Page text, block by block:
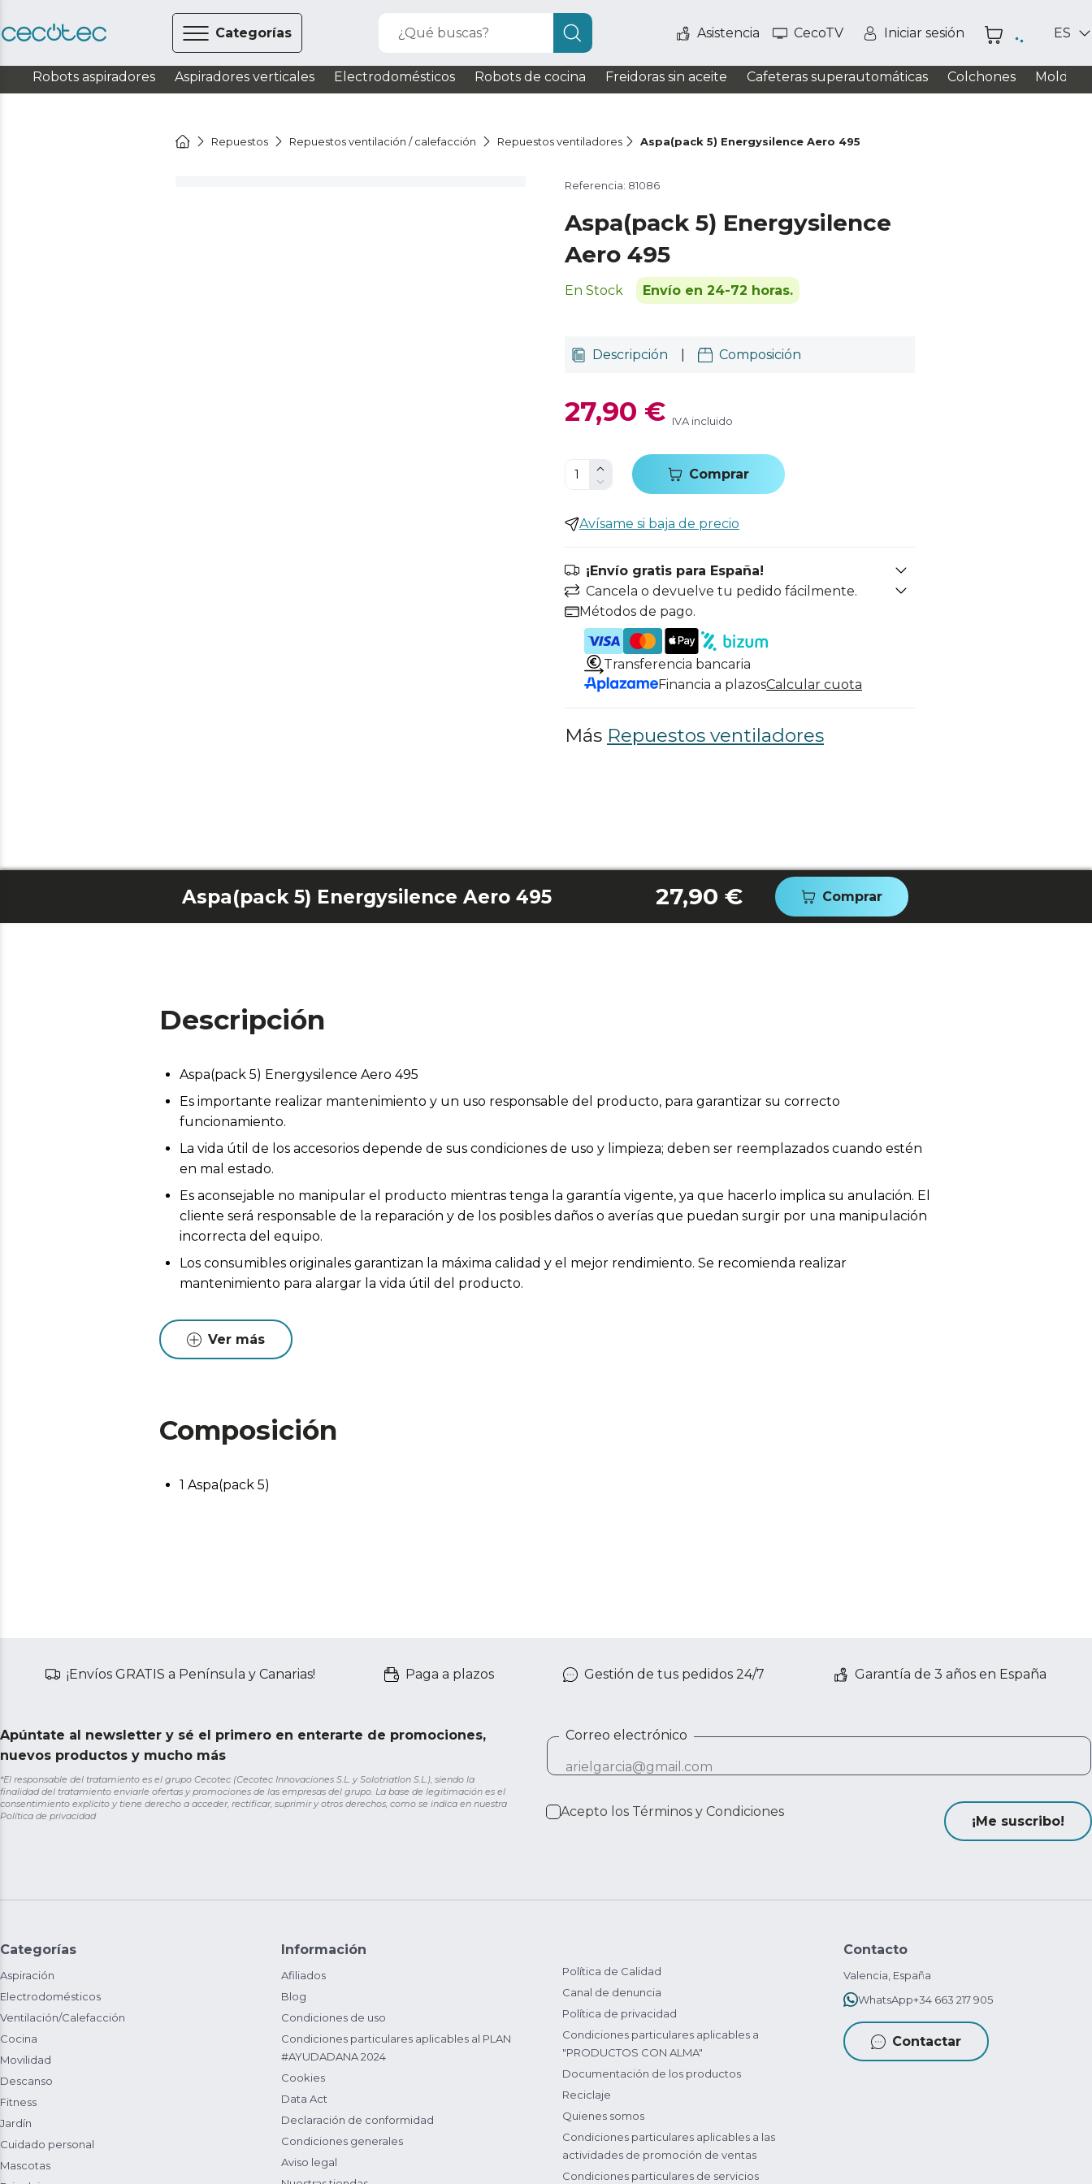
Categorías ¿Qué buscas? Asistencia CecoTV Iniciar sesión ES
Robots aspiradores Aspiradores verticales Electrodomésticos Robots de cocina Freidoras sin aceite Cafeteras superautomáticas Colchones
Repuestos Repuestos ventilación / calefacción Repuestos ventiladores Aspa(pack 5) Energysilence Aero 495
Referencia: 81086
Aspa(pack 5) Energysilence
Aero 495
En Stock Envío en 24-72 horas.
Descripción Composición
27,90 € IVA incluido
Comprar
Avísame si baja de precio
¡Envío gratis para España!
Cancela o devuelve tu pedido fácilmente.
Métodos de pago.
Transferencia bancaria
Financia a plazosCalcular cuota
Más Repuestos ventiladores
Aspa(pack 5) Energysilence Aero 495 27,90 € Comprar
Descripción
Aspa(pack 5) Energysilence Aero 495
Es importante realizar mantenimiento y un uso responsable del producto, para garantizar su correcto
funcionamiento.
La vida útil de los accesorios depende de sus condiciones de uso y limpieza; deben ser reemplazados cuando estén
en mal estado.
Es aconsejable no manipular el producto mientras tenga la garantía vigente, ya que hacerlo implica su anulación. El
cliente será responsable de la reparación y de los posibles daños o averías que puedan surgir por una manipulación
incorrecta del equipo.
Los consumibles originales garantizan la máxima calidad y el mejor rendimiento. Se recomienda realizar
mantenimiento para alargar la vida útil del producto.
Ver más
Composición
1 Aspa(pack 5)
¡Envíos GRATIS a Península y Canarias! Paga a plazos Gestión de tus pedidos 24/7 Garantía de 3 años en España
Apúntate al newsletter y sé el primero en enterarte de promociones,
nuevos productos y mucho más
*El responsable del tratamiento es el grupo Cecotec (Cecotec Innovaciones S.L. y Solotriatlon S.L.), siendo la
finalidad del tratamiento enviarle ofertas y promociones de las empresas del grupo. La base de legitimación es el
consentimiento explícito y tiene derecho a acceder, rectificar, suprimir y otros derechos, como se indica en nuestra
Política de privacidad
Correo electrónico
Acepto los Términos y Condiciones
¡Me suscribo!
Categorías
Aspiración
Electrodomésticos
Ventilación/Calefacción
Cocina
Movilidad
Descanso
Fitness
Jardín
Cuidado personal
Mascotas
Información
Afiliados
Blog
Condiciones de uso
Condiciones particulares aplicables al PLAN
#AYUDADANA 2024
Cookies
Data Act
Declaración de conformidad
Condiciones generales
Aviso legal
Política de Calidad
Canal de denuncia
Política de privacidad
Condiciones particulares aplicables a
"PRODUCTOS CON ALMA"
Documentación de los productos
Reciclaje
Quienes somos
Condiciones particulares aplicables a las
actividades de promoción de ventas
Condiciones particulares de servicios
Contacto
Valencia, España
WhatsApp+34 663 217 905
Contactar